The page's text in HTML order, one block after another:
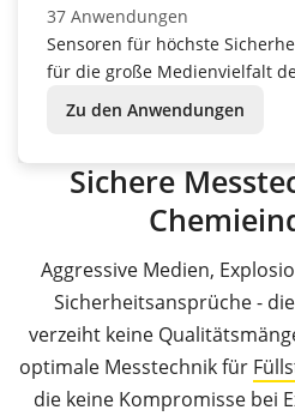
37 Anwendungen
Sensoren für höchste
für die große Medienvielfalt
Zu den Anwendungen
Sichere
Aggressive Medien,
Sicherheitsansprüche -
verzeiht keine
optimale Messtechnik für
die keine Kompromisse bei